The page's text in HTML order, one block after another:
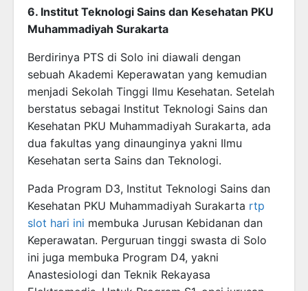
6. Institut Teknologi Sains dan Kesehatan PKU
Muhammadiyah Surakarta
Berdirinya PTS di Solo ini diawali dengan
sebuah Akademi Keperawatan yang kemudian
menjadi Sekolah Tinggi Ilmu Kesehatan. Setelah
berstatus sebagai Institut Teknologi Sains dan
Kesehatan PKU Muhammadiyah Surakarta, ada
dua fakultas yang dinaunginya yakni Ilmu
Kesehatan serta Sains dan Teknologi.
Pada Program D3, Institut Teknologi Sains dan
Kesehatan PKU Muhammadiyah Surakarta rtp
slot hari ini membuka Jurusan Kebidanan dan
Keperawatan. Perguruan tinggi swasta di Solo
ini juga membuka Program D4, yakni
Anastesiologi dan Teknik Rekayasa